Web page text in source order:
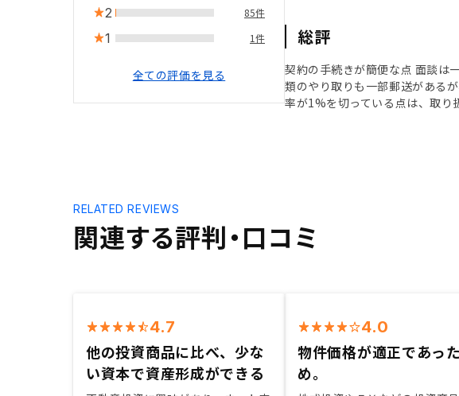
2 85件
1 1件
全ての評価を見る
総評
契約の手続きが簡便な点 面談は
類のやり取りも一部郵送がある
率が1%を切っている点は、取り
関連する評判・口コミ
RELATED REVIEWS
4.7
他の投資商品に比べ、少な
い資本で資産形成ができる
4.0
物件価格が適正であっ
め。